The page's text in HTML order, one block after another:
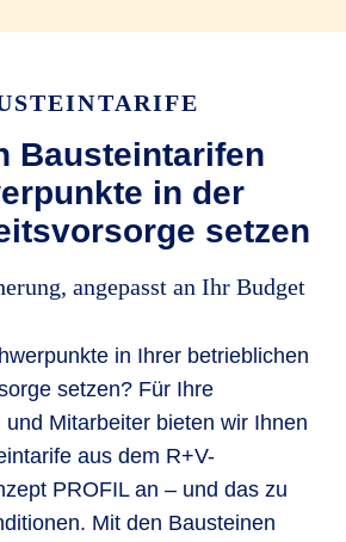
Anna Rückenschmerzen und
In diesem Jahr hat sie
gleich für mehrere Dinge
anderem die vom Arzt
für ihren Rücken und
Zahnreinigung.
Jahresbudget bleibt nach
Bausteintarifen
in der
setzen
angepasst an Ihr Budget
in Ihrer betrieblichen
setzen? Für Ihre
Mitarbeiter bieten wir Ihnen
aus dem R+V-
PROFIL an – und das zu
Mit den Bausteinen